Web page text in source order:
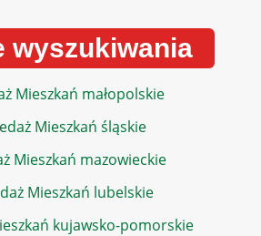
wyszukiwania
Mieszkań małopolskie
Mieszkań śląskie
Mieszkań mazowieckie
Mieszkań lubelskie
kujawsko-pomorskie